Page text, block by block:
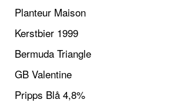
Planteur Maison
Kerstbier 1999
Bermuda Triangle
GB Valentine
Pripps Blå 4,8%